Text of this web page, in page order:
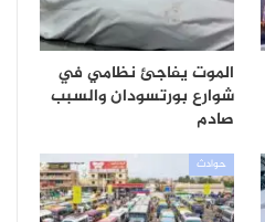
الموت يفاجئ نظامي في
شوارع بورتسودان والسبب
صادم
حوادث